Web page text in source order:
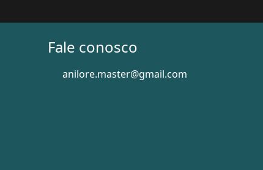
Fale conosco
anilore.master@gmail.com